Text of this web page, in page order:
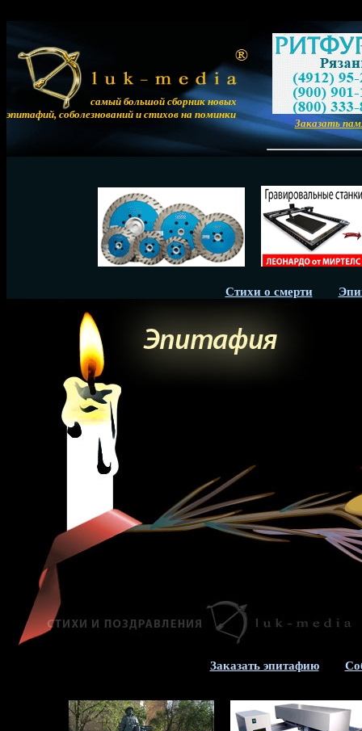
самый большой сборник новых
эпитафий, соболезнований и стихов на поминки
Заказать
Стихи о смерти
Заказать эпитафию